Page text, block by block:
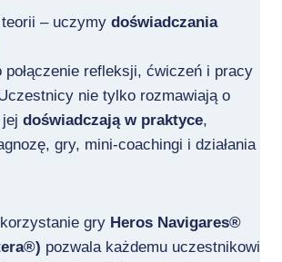
– uczymy doświadczania
połączenie refleksji, ćwiczeń i pracy
nie tylko rozmawiają o
doświadczają w praktyce,
gry, mini-coachingi i działania
gry Heros Navigares®
pozwala każdemu uczestnikowi